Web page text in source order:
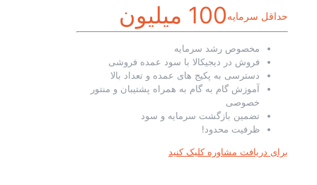
حداقل سرمایه100 میلیون
مخصوص رشد سرمایه
فروش در دیجیکالا با سود عمده فروشی
دسترسی به پکیج های عمده و تعداد بالا
آموزش گام به گام به همراه پشتیبان و منتور
خصوصی
تضمین بازگشت سرمایه و سود
ظرفیت محدود!
برای دریافت مشاوره کلیک کنید